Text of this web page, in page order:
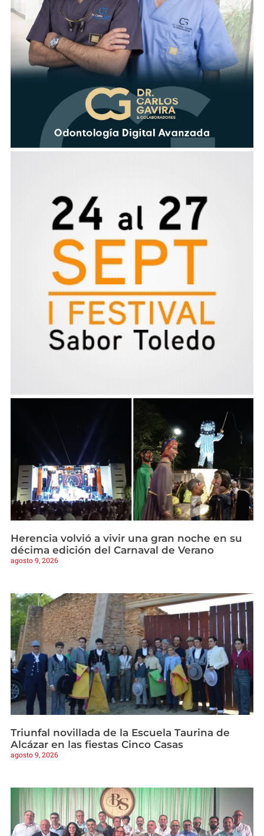
Herencia volvió a vivir una gran noche en su
décima edición del Carnaval de Verano
agosto 9, 2026
Triunfal novillada de la Escuela Taurina de
Alcázar en las fiestas Cinco Casas
agosto 9, 2026